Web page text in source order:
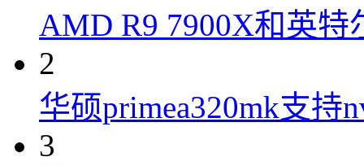
AMD R9 7900X和英特
2
华硕primea320mk支持
3